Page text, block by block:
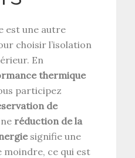
est une autre
choisir l’isolation
En
thermique
participez
de
réduction de la
signifie une
ce qui est